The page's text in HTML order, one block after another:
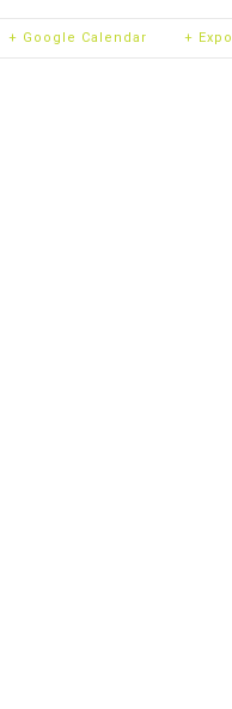
+ Google Calendar +